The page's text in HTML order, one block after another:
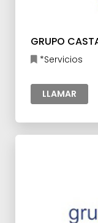
GRUPO
*Servicios
LLAMAR